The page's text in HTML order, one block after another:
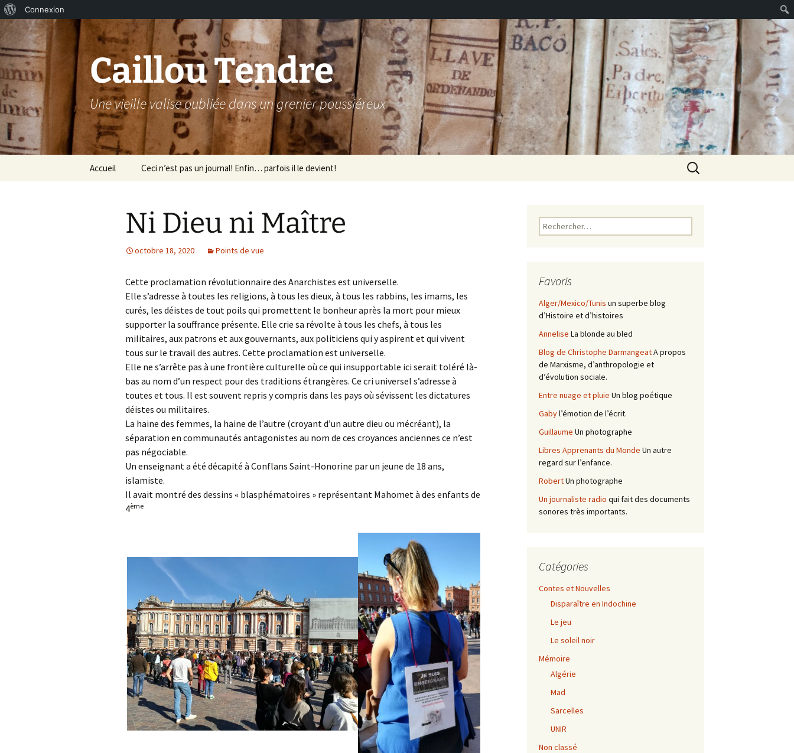
propos
de
WordPress
Connexion
Aller
au
contenu
Caillou Tendre
Une vieille valise oubliée dans un grenier poussiéreux
Accueil Ceci n’est pas un journal! Enfin… parfois il le devient!
Rechercher :
Ni Dieu ni Maître
octobre 18, 2020 Points de vue
Cette proclamation révolutionnaire des Anarchistes est universelle.
Elle s’adresse à toutes les religions, à tous les dieux, à tous les rabbins, les imams, les
curés, les déistes de tout poils qui promettent le bonheur après la mort pour mieux
supporter la souffrance présente. Elle crie sa révolte à tous les chefs, à tous les
militaires, aux patrons et aux gouvernants, aux politiciens qui y aspirent et qui vivent
tous sur le travail des autres. Cette proclamation est universelle.
Elle ne s’arrête pas à une frontière culturelle où ce qui insupportable ici serait toléré là-
bas au nom d’un respect pour des traditions étrangères. Ce cri universel s’adresse à
toutes et tous. Il est souvent repris y compris dans les pays où sévissent les dictatures
déistes ou militaires.
La haine des femmes, la haine de l’autre (croyant d’un autre dieu ou mécréant), la
séparation en communautés antagonistes au nom de ces croyances anciennes ce n’est
pas négociable.
Un enseignant a été décapité à Conflans Saint-Honorine par un jeune de 18 ans,
islamiste.
Il avait montré des dessins « blasphématoires » représentant Mahomet à des enfants de
4ème
.
Rechercher :
Favoris
Alger/Mexico/Tunis un superbe blog
d’Histoire et d’histoires
Annelise La blonde au bled
Blog de Christophe DarmangeatA propos
de Marxisme, d’anthropologie et
d’évolution sociale.
Entre nuage et pluie Un blog poétique
Gabyl’émotion de l’écrit.
Guillaume Un photographe
Libres Apprenants du Monde Un autre
regard sur l’enfance.
RobertUn photographe
Un journaliste radio qui fait des documents
sonores très importants.
Catégories
Contes et Nouvelles
Disparaître en Indochine
Le jeu
Le soleil noir
Mémoire
Algérie
Mad
Sarcelles
UNIR
Non classé